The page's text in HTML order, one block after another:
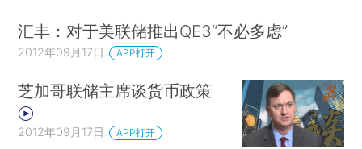
汇丰：对于美联储推出QE3“不必多虑”
2012年09月17日 APP打开
芝加哥联储主席谈货币政策
2012年09月17日 APP打开